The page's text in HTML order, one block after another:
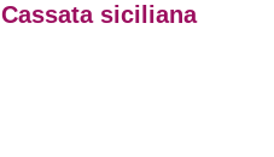
Cassata siciliana